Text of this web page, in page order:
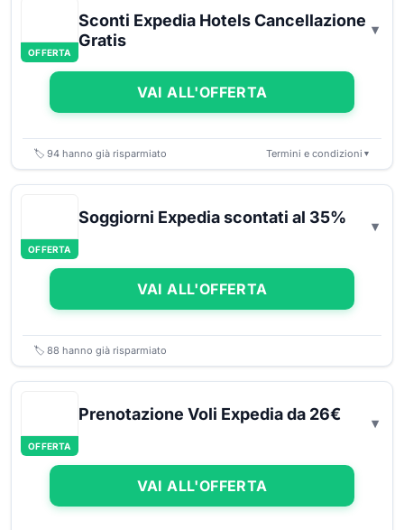
OFFERTA
Sconti Expedia Hotels Cancellazione
Gratis
VAI ALL'OFFERTA
🏷️ 94 hanno già risparmiato Termini e condizioni ▼
OFFERTA
Soggiorni Expedia scontati al 35%
VAI ALL'OFFERTA
🏷️ 88 hanno già risparmiato
OFFERTA
Prenotazione Voli Expedia da 26€
VAI ALL'OFFERTA